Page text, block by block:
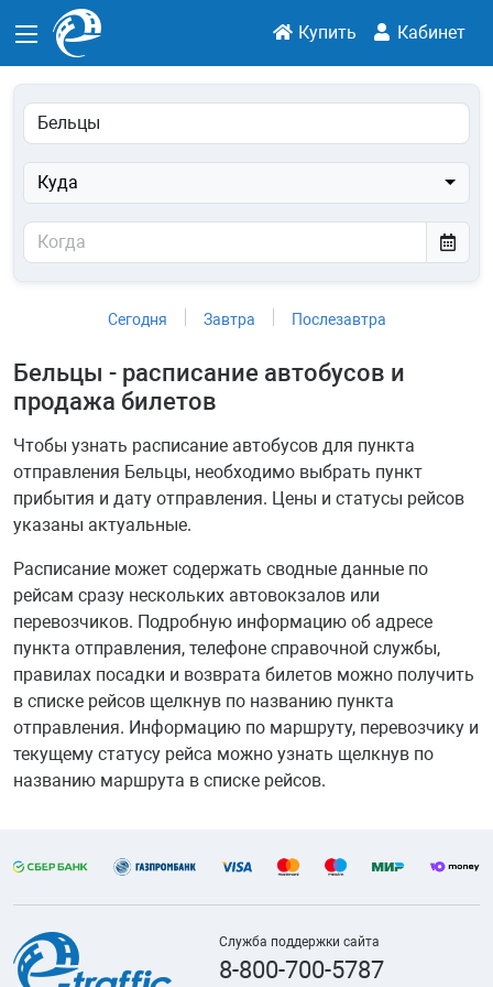
Купить Кабинет
Куда
Сегодня Завтра Послезавтра
Бельцы - расписание автобусов и
продажа билетов
Чтобы узнать расписание автобусов для пункта
отправления Бельцы, необходимо выбрать пункт
прибытия и дату отправления. Цены и статусы рейсов
указаны актуальные.
Расписание может содержать сводные данные по
рейсам сразу нескольких автовокзалов или
перевозчиков. Подробную информацию об адресе
пункта отправления, телефоне справочной службы,
правилах посадки и возврата билетов можно получить
в списке рейсов щелкнув по названию пункта
отправления. Информацию по маршруту, перевозчику и
текущему статусу рейса можно узнать щелкнув по
названию маршрута в списке рейсов.
Служба поддержки сайта
8-800-700-5787